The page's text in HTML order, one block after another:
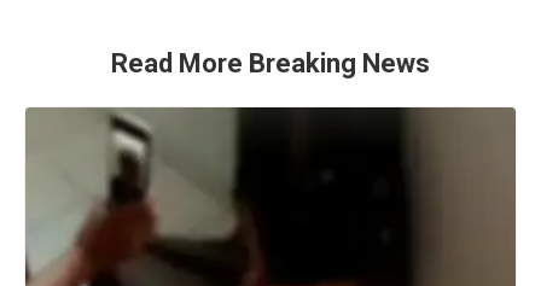
Read More Breaking News